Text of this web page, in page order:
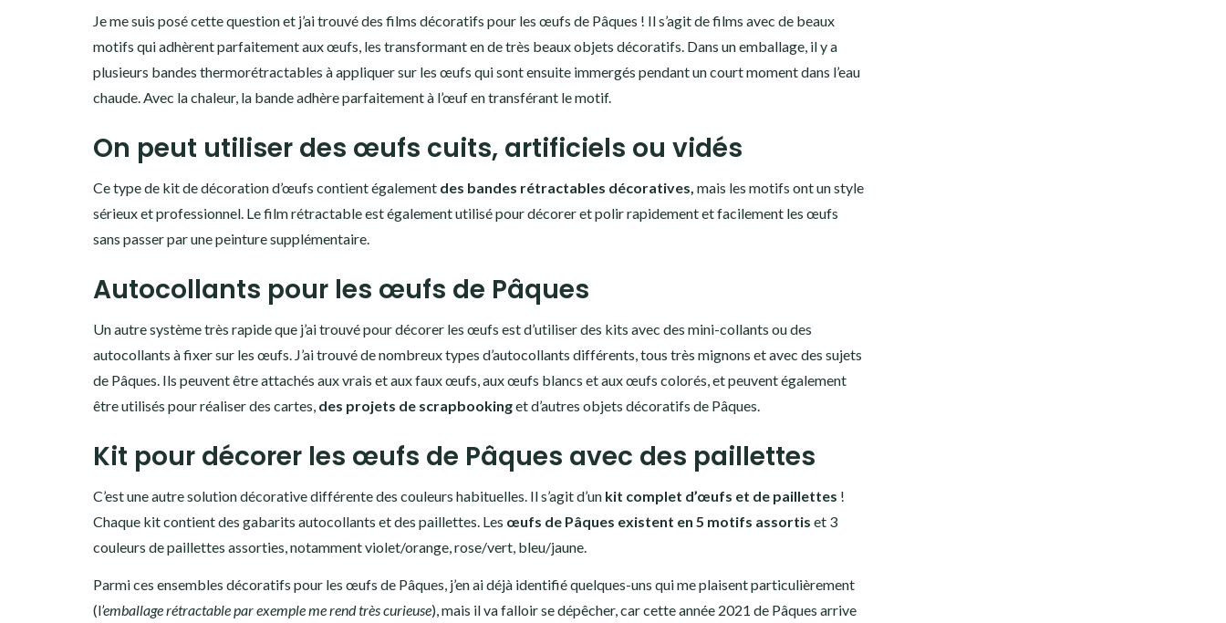
Je me suis posé cette question et j’ai trouvé des films décoratifs pour les œufs de Pâques ! Il s’agit de films avec de beaux
motifs qui adhèrent parfaitement aux œufs, les transformant en de très beaux objets décoratifs. Dans un emballage, il y a
plusieurs bandes thermorétractables à appliquer sur les œufs qui sont ensuite immergés pendant un court moment dans l’eau
chaude. Avec la chaleur, la bande adhère parfaitement à l’œuf en transférant le motif.
On peut utiliser des œufs cuits, artificiels ou vidés
Ce type de kit de décoration d’œufs contient également des bandes rétractables décoratives, mais les motifs ont un style
sérieux et professionnel. Le film rétractable est également utilisé pour décorer et polir rapidement et facilement les œufs
sans passer par une peinture supplémentaire.
Autocollants pour les œufs de Pâques
Un autre système très rapide que j’ai trouvé pour décorer les œufs est d’utiliser des kits avec des mini-collants ou des
autocollants à fixer sur les œufs. J’ai trouvé de nombreux types d’autocollants différents, tous très mignons et avec des sujets
de Pâques. Ils peuvent être attachés aux vrais et aux faux œufs, aux œufs blancs et aux œufs colorés, et peuvent également
être utilisés pour réaliser des cartes, des projets de scrapbookinget d’autres objets décoratifs de Pâques.
Kit pour décorer les œufs de Pâques avec des paillettes
C’est une autre solution décorative différente des couleurs habituelles. Il s’agit d’un kit complet d’œufs et de paillettes !
Chaque kit contient des gabarits autocollants et des paillettes. Les œufs de Pâques existent en 5 motifs assortis et 3
couleurs de paillettes assorties, notamment violet/orange, rose/vert, bleu/jaune.
Parmi ces ensembles décoratifs pour les œufs de Pâques, j’en ai déjà identifié quelques-uns qui me plaisent particulièrement
(l’emballage rétractable par exemple me rend très curieuse), mais il va falloir se dépêcher, car cette année 2021 de Pâques arrive